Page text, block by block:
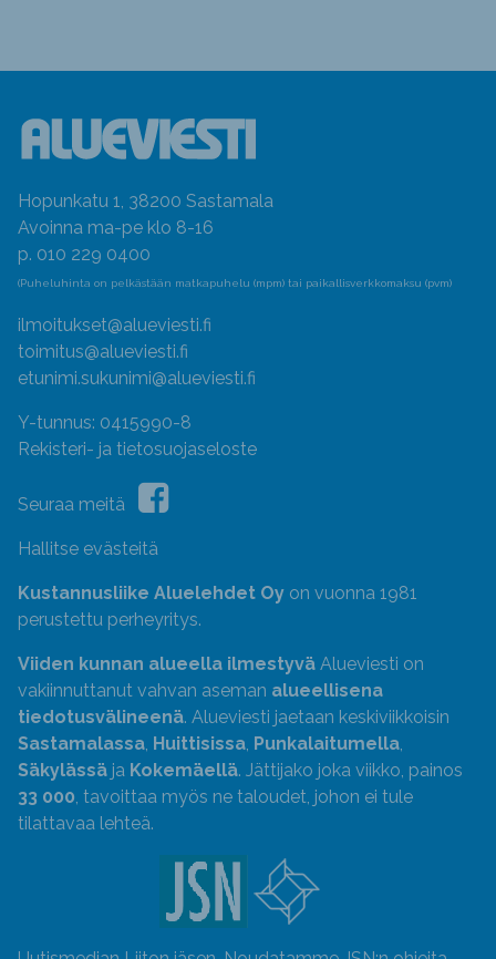
Hopunkatu 1, 38200 Sastamala
Avoinna ma-pe klo 8-16
p. 010 229 0400
(Puheluhinta on pelkästään matkapuhelu (mpm) tai paikallisverkkomaksu (pvm)
ilmoitukset@alueviesti.fi
toimitus@alueviesti.fi
etunimi.sukunimi@alueviesti.fi
Y-tunnus: 0415990-8
Rekisteri- ja tietosuojaseloste
Seuraa meitä
Hallitse evästeitä
Kustannusliike Aluelehdet Oy on vuonna 1981
perustettu perheyritys.
Viiden kunnan alueella ilmestyvä Alueviesti on
vakiinnuttanut vahvan aseman alueellisena
tiedotusvälineenä. Alueviesti jaetaan keskiviikkoisin
Sastamalassa, Huittisissa, Punkalaitumella,
Säkylässä ja Kokemäellä. Jättijako joka viikko, painos
33 000, tavoittaa myös ne taloudet, johon ei tule
tilattavaa lehteä.